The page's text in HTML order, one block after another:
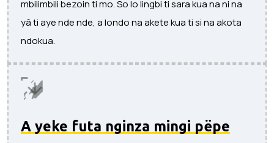
mbilimbili bezoin ti mo. So lo lingbi ti sara kua na ni na
yâ ti aye nde nde, a londo na akete kua ti si na akota
ndokua.
A yeke futa nginza mingi pëpe